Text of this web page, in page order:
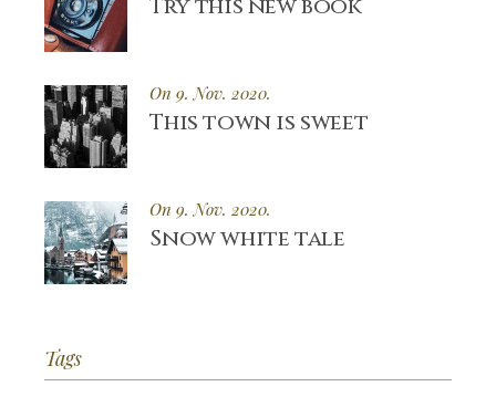
On 9. Nov. 2020.
This town is sweet
On 9. Nov. 2020.
Snow white tale
Tags